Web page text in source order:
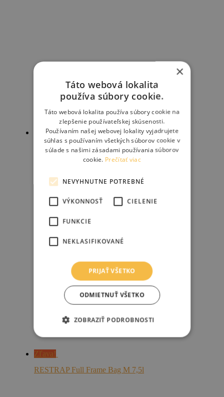
Zľava!
RESTRAP Race Bar Bag – Drop Bar
Pridať do košíka
Zľava!
RESTRAP Full Frame Bag M 7,5l
×
Táto webová lokalita
používa súbory cookie.
Táto webová lokalita používa súbory cookie na
zlepšenie používateľskej skúsenosti.
Používaním našej webovej lokality vyjadrujete
súhlas s používaním všetkých súborov cookie v
súlade s našimi zásadami používania súborov
cookie. Prečítať viac
NEVYHNUTNE POTREBNÉ
VÝKONNOSŤ CIELENIE
FUNKCIE
NEKLASIFIKOVANÉ
PRIJAŤ VŠETKO
ODMIETNUŤ VŠETKO
ZOBRAZIŤ PODROBNOSTI